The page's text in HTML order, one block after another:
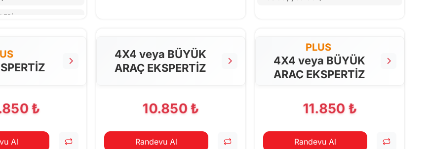
₺
Al
4X4 veya BÜYÜK
ARAÇ EKSPERTİZ
10.850 ₺
Randevu Al
PLUS
4X4 veya BÜYÜK
ARAÇ EKSPERTİZ
11.850 ₺
Randevu Al